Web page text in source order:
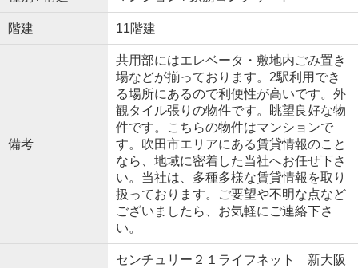
階建 11階建
備考
共用部にはエレベータ・敷地内ごみ置き
場などが揃っております。2駅利用でき
る場所にあるので利便性が高いです。外
観タイル張りの物件です。眺望良好な物
件です。こちらの物件はマンションで
す。吹田市エリアにある賃貸情報のこと
なら、地域に密着した当社へお任せ下さ
い。当社は、多種多様な賃貸情報を取り
扱っております。ご要望や不明な点など
ございましたら、お気軽にご連絡下さ
い。
センチュリー２１ライフネット 新大阪